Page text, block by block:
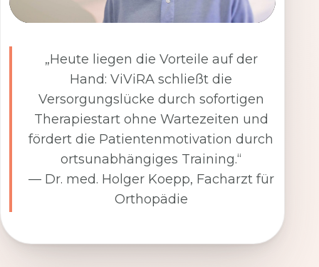
„Heute liegen die Vorteile auf der
Hand: ViViRA schließt die
Versorgungslücke durch sofortigen
Therapiestart ohne Wartezeiten und
fördert die Patientenmotivation durch
ortsunabhängiges Training.“
— Dr. med. Holger Koepp, Facharzt für
Orthopädie